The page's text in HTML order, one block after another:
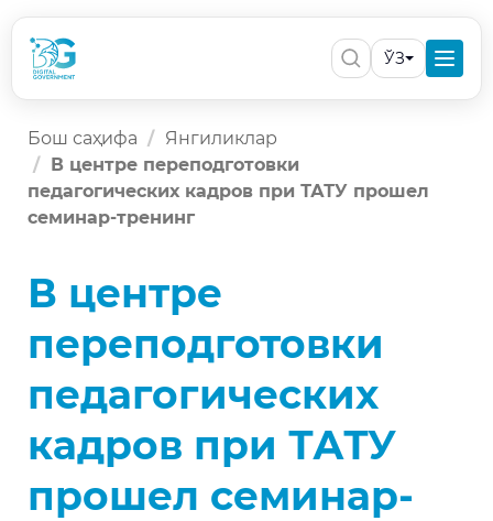
ЎЗ
Бош саҳифа
Янгиликлар
В центре переподготовки
педагогических кадров при ТАТУ прошел
семинар-тренинг
В центре
переподготовки
педагогических
кадров при ТАТУ
прошел семинар-